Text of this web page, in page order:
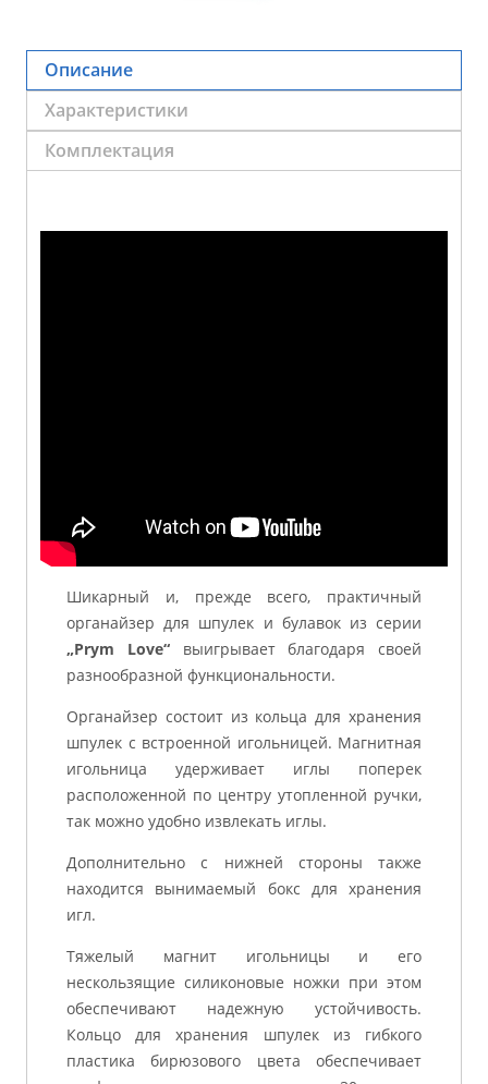
Описание
Характеристики
Комплектация
Шикарный и, прежде всего, практичный
органайзер для шпулек и булавок из серии
„Prym Love“выигрывает благодаря своей
разнообразной функциональности.
Органайзер состоит из кольца для хранения
шпулек с встроенной игольницей. Магнитная
игольница удерживает иглы поперек
расположенной по центру утопленной ручки,
так можно удобно извлекать иглы.
Дополнительно с нижней стороны также
находится вынимаемый бокс для хранения
игл.
Тяжелый магнит игольницы и его
нескользящие силиконовые ножки при этом
обеспечивают надежную устойчивость.
Кольцо для хранения шпулек из гибкого
пластика бирюзового цвета обеспечивает